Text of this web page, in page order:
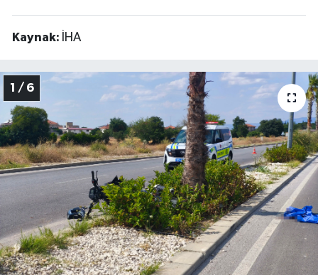
Kaynak: İHA
1 / 6